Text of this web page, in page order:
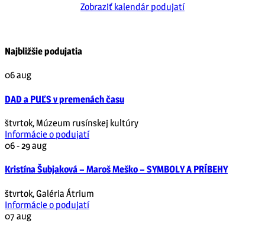
Zobraziť kalendár podujatí
Najbližšie podujatia
06aug
DAD a PUĽS v premenách času
štvrtok, Múzeum rusínskej kultúry
Informácie o podujatí
06 - 29aug
Kristína Šubjaková – Maroš Meško – SYMBOLY A PRÍBEHY
štvrtok,Galéria Átrium
Informácie o podujatí
07 aug